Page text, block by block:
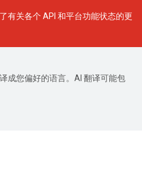
有关各个 API 和平台功能状态的更
成您偏好的语言。AI 翻译可能包